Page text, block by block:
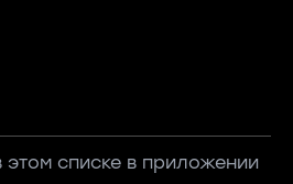
списке в приложении